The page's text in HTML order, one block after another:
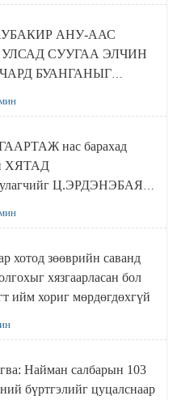
АНУ-ААС
СУУГАА ЭЛЧИН
БУАНГАНЫГ
нас барахад
ХЯТАД
Ц.ЭРДЭНЭБАЯР
хотод зөөврийн саванд
бол
ийм хориг мөрдөгдөхгүй
Найман салбарын 103
бүртгэлийг цуцалснаар